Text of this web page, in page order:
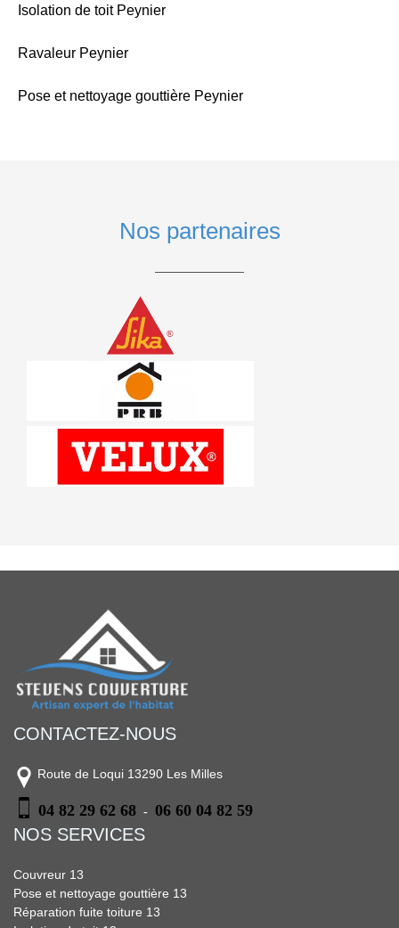
Isolation de toit Peynier
Ravaleur Peynier
Pose et nettoyage gouttière Peynier
Nos partenaires
CONTACTEZ-NOUS
Route de Loqui 13290 Les Milles
04 82 29 62 68 - 06 60 04 82 59
NOS SERVICES
Couvreur 13
Pose et nettoyage gouttière 13
Réparation fuite toiture 13